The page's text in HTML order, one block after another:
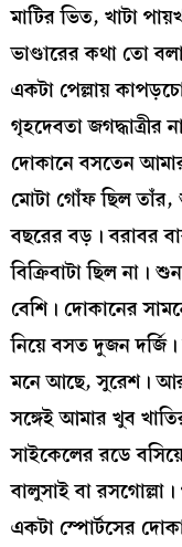
মাটির ভিত, খাটা
ভাণ্ডারের কথা তো
একটা পেল্লায়
গৃহদেবতা জগদ্ধাত্রীর
দোকানে বসতেন আমার
মোটা গোঁফ ছিল তাঁর,
বছরের বড়। বরাবর
বিক্রিবাটা ছিল না।
বেশি। দোকানের
নিয়ে বসত দুজন
মনে আছে, সুরেশ।
সঙ্গেই আমার খুব
সাইকেলের রডে
বালুসাই বা
একটা স্পোর্টসের